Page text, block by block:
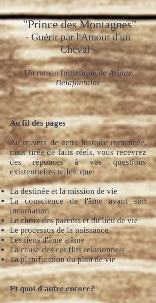
"Prince des Montagnes"
- Guérir par l'Amour d'un
Cheval -
Un roman Initiatique deAriane
Delafontaine
Au fil des pages
Au travers de cette histoire romancée,
mais tirée de faits réels, vous recevrez
des réponses à vos questions
existentielles telles que:
La destinée et la mission de vie
La conscience de l'âme avant son
incarnation
Le choix des parents et du lieu de vie
Le processus de la naissance
Les liens d'âme à âme
La cause des conflits relationnels
La planification du plan de vie
Et quoi d'autre encore?